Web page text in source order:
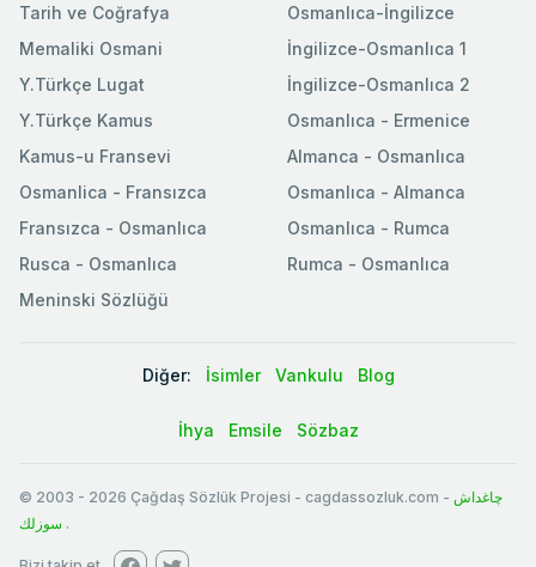
Tarih ve Coğrafya
Memaliki Osmani
Y.Türkçe Lugat
Y.Türkçe Kamus
Osmanlıca-İngilizce
İngilizce-Osmanlıca 1
İngilizce-Osmanlıca 2
Osmanlıca - Ermenice
Kamus-u Fransevi
Osmanlica - Fransızca
Fransızca - Osmanlıca
Rusca - Osmanlıca
Meninski Sözlüğü
Almanca - Osmanlıca
Osmanlıca - Almanca
Osmanlıca - Rumca
Rumca - Osmanlıca
Diğer: İsimler Vankulu Blog
İhya Emsile Sözbaz
© 2003 - 2026 Çağdaş Sözlük Projesi - cagdassozluk.com - چاغداش
سوزلك .